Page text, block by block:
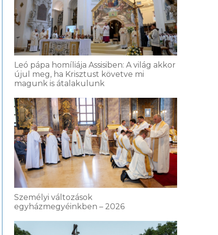
Leó pápa homíliája Assisiben: A világ akkor
újul meg, ha Krisztust követve mi
magunk is átalakulunk
Személyi változások
egyházmegyéinkben – 2026